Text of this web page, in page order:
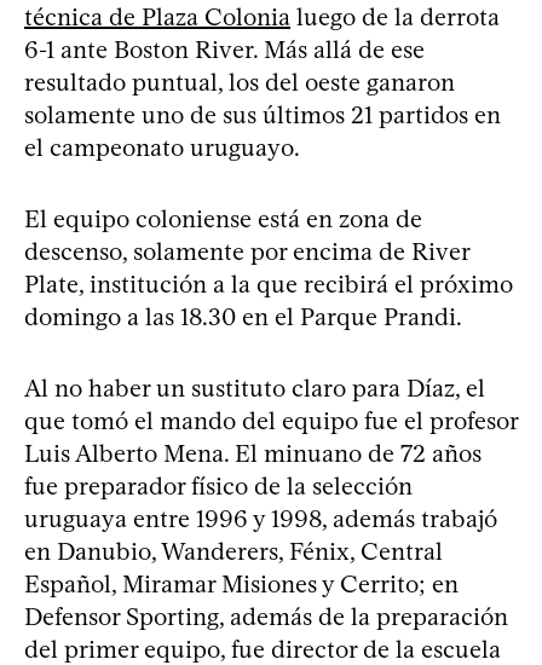
técnica de Plaza Colonia luego de la derrota
6-1 ante Boston River. Más allá de ese
resultado puntual, los del oeste ganaron
solamente uno de sus últimos 21 partidos en
el campeonato uruguayo.
El equipo coloniense está en zona de
descenso, solamente por encima de River
Plate, institución a la que recibirá el próximo
domingo a las 18.30 en el Parque Prandi.
Al no haber un sustituto claro para Díaz, el
que tomó el mando del equipo fue el profesor
Luis Alberto Mena. El minuano de 72 años
fue preparador físico de la selección
uruguaya entre 1996 y 1998, además trabajó
en Danubio, Wanderers, Fénix, Central
Español, Miramar Misiones y Cerrito; en
Defensor Sporting, además de la preparación
del primer equipo, fue director de la escuela